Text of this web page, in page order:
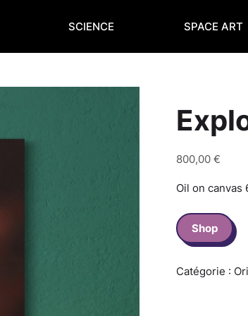
SCIENCE SPACE ART
800,00€
Oil on canvas
quantité
de
Exploring
Shop
Catégorie :